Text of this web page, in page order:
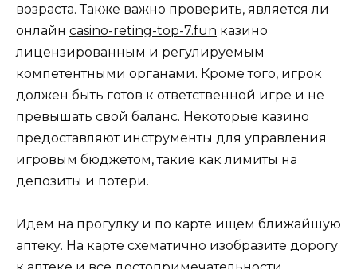
возраста. Также важно проверить, является ли
онлайн casino-reting-top-7.fun казино
лицензированным и регулируемым
компетентными органами. Кроме того, игрок
должен быть готов к ответственной игре и не
превышать свой баланс. Некоторые казино
предоставляют инструменты для управления
игровым бюджетом, такие как лимиты на
депозиты и потери.
Идем на прогулку и по карте ищем ближайшую
аптеку. На карте схематично изобразите дорогу